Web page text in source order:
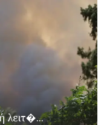
λειτ�...